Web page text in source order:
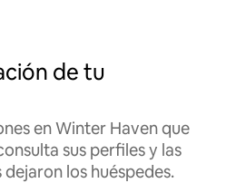
de tu
en Winter Haven que
sus perfiles y las
los huéspedes.